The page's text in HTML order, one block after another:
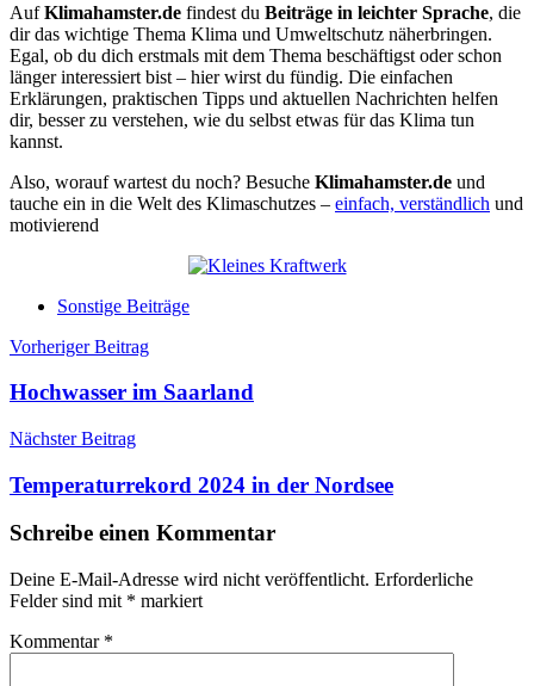
AufKlimahamster.de findest du Beiträge in leichter Sprache, die
dir das wichtige Thema Klima und Umweltschutz näherbringen.
Egal, ob du dich erstmals mit dem Thema beschäftigst oder schon
länger interessiert bist – hier wirst du fündig. Die einfachen
Erklärungen, praktischen Tipps und aktuellen Nachrichten helfen
dir, besser zu verstehen, wie du selbst etwas für das Klima tun
kannst.
Also, worauf wartest du noch? Besuche Klimahamster.de und
tauche ein in die Welt des Klimaschutzes – einfach, verständlich und
motivierend
Sonstige Beiträge
Beitragsnavigation
Vorheriger Beitrag
Hochwasser im Saarland
Nächster Beitrag
Temperaturrekord 2024 in der Nordsee
Schreibe einen Kommentar
Deine E-Mail-Adresse wird nicht veröffentlicht. Erforderliche
Felder sind mit * markiert
Kommentar *